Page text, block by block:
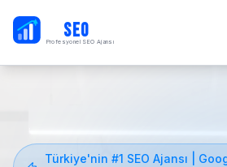
SEO
Profesyonel SEO Ajansı
Türkiye'nin #1 SEO Ajansı |